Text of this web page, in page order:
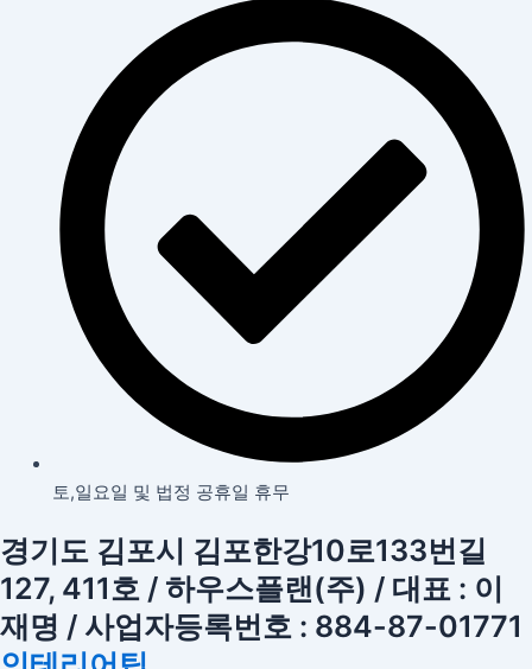
토,일요일 및 법정 공휴일 휴무
경기도 김포시 김포한강10로133번길
127, 411호 / 하우스플랜(주) / 대표 : 이
재명 / 사업자등록번호 : 884-87-01771